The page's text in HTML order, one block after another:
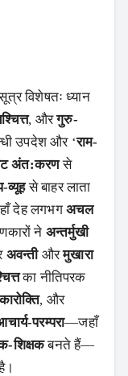
विशेषतः ध्यान
, औरगुरु-
उपदेश और ‘राम-
अंत:करणसे
व्यूहसे बाहर लाता
देह लगभगअचल
ने अन्तर्मुखी
अवन्तीऔरमुखारा
का नीतिपरक
, और
परम्परा—जहाँ
शिक्षकबनते हैं—